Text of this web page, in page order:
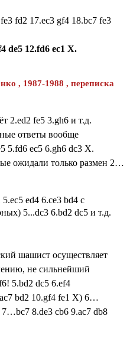
fd2 17.ec3 gf4 18.bc7 fe3
de5 12.fd6 ec1 X.
, 1987-1988 , переписка
2.ed2 fe5 3.gh6 и т.д.
ответы вообще
5.fd6 ec5 6.gh6 dc3 X.
ожидали только размен 2…
ed4 6.ce3 bd4 с
) 5...dc3 6.bd2 dc5 и т.д.
шашист осуществляет
не сильнейший
5.bd2 dc5 6.ef4
bd2 10.gf4 fe1 X) 6…
8.de3 cb6 9.ac7 db8